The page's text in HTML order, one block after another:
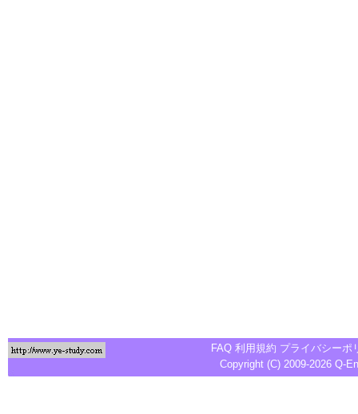
FAQ 利用規約 プライバシーポ
Copyright (C) 2009-2026 Q-